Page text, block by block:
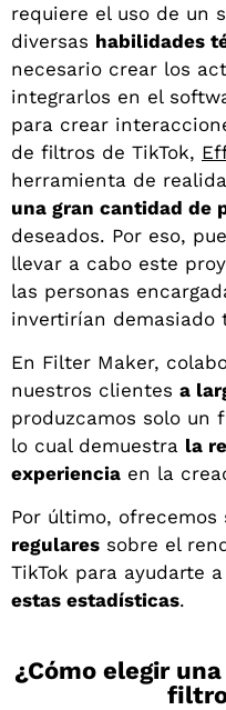
requiere el uso de un
diversas habilidades
necesario crear los
integrarlos en el
para crear
de filtros de TikTok,
herramienta de
una gran cantidad de
deseados. Por eso,
llevar a cabo este
las personas
invertirían demasiado
En Filter Maker,
nuestros clientes a
produzcamos solo un
lo cual demuestra la
experiencia en la
Por último,
regulares sobre el
TikTok para ayudarte
estas estadísticas.
¿Cómo elegir